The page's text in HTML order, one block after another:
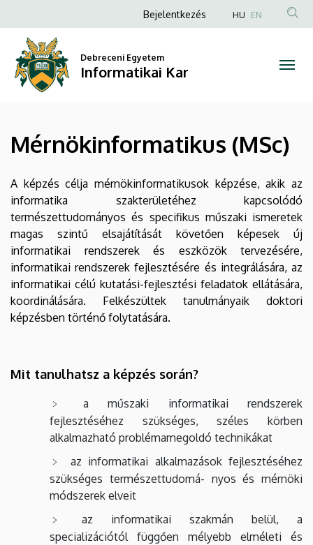
Mérnökinformatikus
(MSc)
Informatikai
a
tartalomra
Anonim
fiók
menüje
Bejelentkezés HU EN
Debreceni Egyetem
Informatikai Kar
Mérnökinformatikus (MSc)
A képzés célja mérnökinformatikusok képzése, akik az
informatika szakterületéhez kapcsolódó
természettudományos és specifikus műszaki ismeretek
magas szintű elsajátítását követően képesek új
informatikai rendszerek és eszközök tervezésére,
informatikai rendszerek fejlesztésére és integrálására, az
informatikai célú kutatási-fejlesztési feladatok ellátására,
koordinálására. Felkészültek tanulmányaik doktori
képzésben történő folytatására.
Mit tanulhatsz a képzés során?
a műszaki informatikai rendszerek
fejlesztéséhez szükséges, széles körben
alkalmazható problémamegoldó technikákat
az informatikai alkalmazások fejlesztéséhez
szükséges természettudomá- nyos és mérnöki
módszerek elveit
az informatikai szakmán belül, a
specializációtól függően mélyebb elméleti és